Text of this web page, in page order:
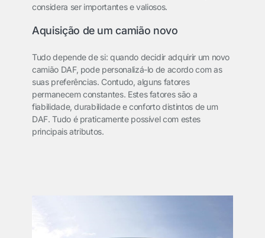
considera ser importantes e valiosos.
Aquisição de um camião novo
Tudo depende de si: quando decidir adquirir um novo
camião DAF, pode personalizá-lo de acordo com as
suas preferências. Contudo, alguns fatores
permanecem constantes. Estes fatores são a
fiabilidade, durabilidade e conforto distintos de um
DAF. Tudo é praticamente possível com estes
principais atributos.